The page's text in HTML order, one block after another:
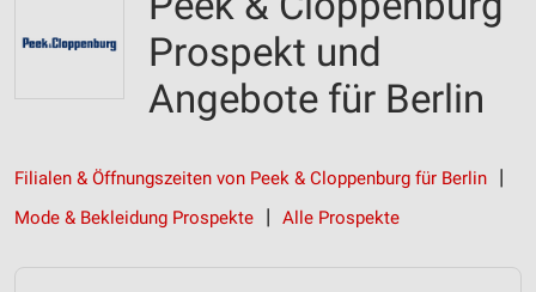
Prospekt und
Angebote für Berlin
Filialen & Öffnungszeiten von Peek & Cloppenburg für Berlin
Mode & Bekleidung Prospekte
Alle Prospekte